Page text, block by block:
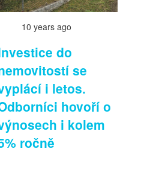
10 years ago
do
se
i letos.
hovoří o
i kolem
ročně